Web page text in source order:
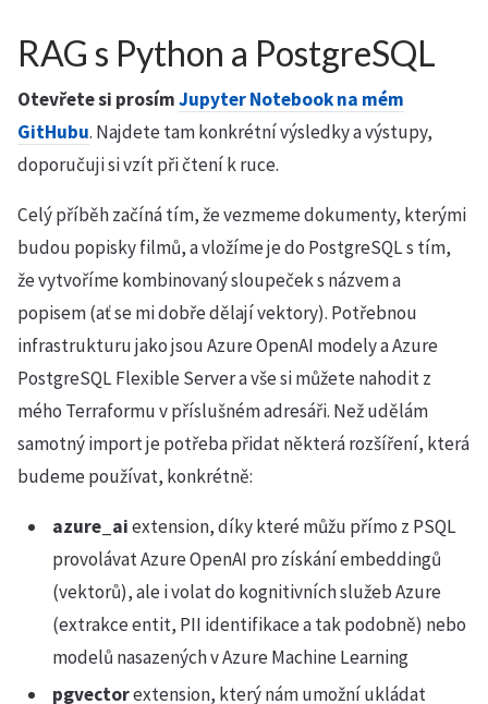
RAG s Python a PostgreSQL
Otevřete si prosímJupyter Notebook na mém
GitHubu. Najdete tam konkrétní výsledky a výstupy,
doporučuji si vzít při čtení k ruce.
Celý příběh začíná tím, že vezmeme dokumenty, kterými
budou popisky filmů, a vložíme je do PostgreSQL s tím,
že vytvoříme kombinovaný sloupeček s názvem a
popisem (ať se mi dobře dělají vektory). Potřebnou
infrastrukturu jako jsou Azure OpenAI modely a Azure
PostgreSQL Flexible Server a vše si můžete nahodit z
mého Terraformu v příslušném adresáři. Než udělám
samotný import je potřeba přidat některá rozšíření, která
budeme používat, konkrétně:
azure_aiextension, díky které můžu přímo z PSQL
provolávat Azure OpenAI pro získání embeddingů
(vektorů), ale i volat do kognitivních služeb Azure
(extrakce entit, PII identifikace a tak podobně) nebo
modelů nasazených v Azure Machine Learning
pgvectorextension, který nám umožní ukládat